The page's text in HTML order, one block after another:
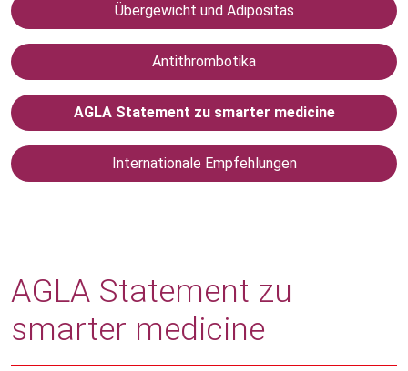
Übergewicht und Adipositas
Antithrombotika
AGLA Statement zu smarter medicine
Internationale Empfehlungen
AGLA Statement zu
smarter medicine